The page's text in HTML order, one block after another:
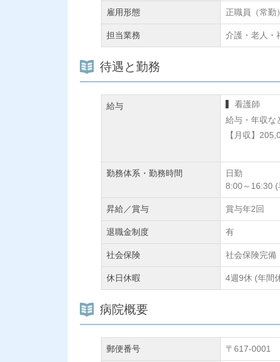
雇用形態 正職員（常勤）
担当業務 介護・老人・
待遇と勤務
給与
看護師
給与・年収な
【月収】
勤務体系・勤務時間
日勤
8:00～16:30
昇給／賞与 賞与年2回
退職金制度 有
社会保険 社会保険完備
休日休暇 4週9休 (年間
病院概要
郵便番号 〒617-0001